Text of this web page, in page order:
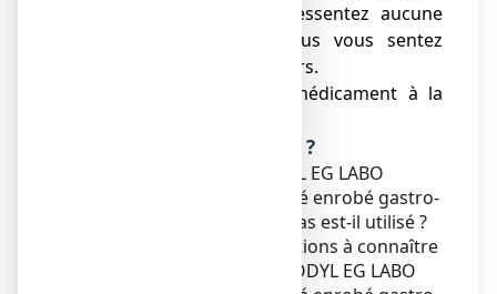
médecin si vous ne ressentez aucune
amélioration ou si vous vous sentez
moins bien après 10 jours.
● Ne laissez pas ce médicament à la
Que contient cette notice ?
1. Qu'est-ce que BISACODYL EG LABO
CONSEIL 5 mg, comprimé enrobé gastro-
résistant et dans quels cas est-il utilisé ?
2. Quelles sont les informations à connaître
avant de prendre BISACODYL EG LABO